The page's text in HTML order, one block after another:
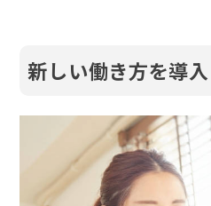
新しい働き方を導